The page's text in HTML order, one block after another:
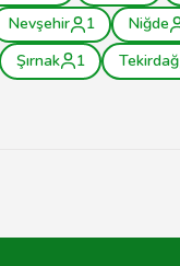
Nevşehir 1 Niğde
Şırnak 1 Tekirdağ